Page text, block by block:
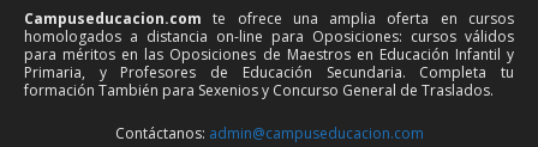
Campuseducacion.com te ofrece una amplia oferta en cursos
homologados a distancia on-line para Oposiciones: cursos válidos
para méritos en las Oposiciones de Maestros en Educación Infantil y
Primaria, y Profesores de Educación Secundaria. Completa tu
formación También para Sexenios y Concurso General de Traslados.
Contáctanos: admin@campuseducacion.com